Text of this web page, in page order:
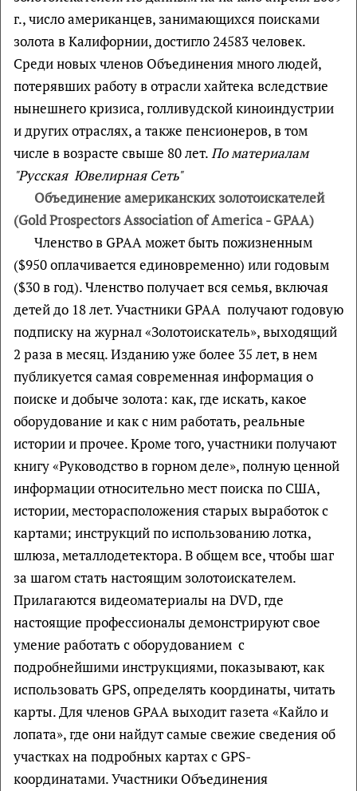
г., число американцев, занимающихся поисками
золота в Калифорнии, достигло 24583 человек.
Среди новых членов Объединения много людей,
потерявших работу в отрасли хайтека вследствие
нынешнего кризиса, голливудской киноиндустрии
и других отраслях, а также пенсионеров, в том
числе в возрасте свыше 80 лет.По материалам
"Русская Ювелирная Сеть"
Объединение американских золотоискателей
(Gold Prospectors Association of America - GPAA)
Членство в GPAA может быть пожизненным
($950 оплачивается единовременно) или годовым
($30 в год). Членство получает вся семья, включая
детей до 18 лет. Участники GPAA получают годовую
подписку на журнал «Золотоискатель», выходящий
2 раза в месяц. Изданию уже более 35 лет, в нем
публикуется самая современная информация о
поиске и добыче золота: как, где искать, какое
оборудование и как с ним работать, реальные
истории и прочее. Кроме того, участники получают
книгу «Руководство в горном деле», полную ценной
информации относительно мест поиска по США,
истории, месторасположения старых выработок с
картами; инструкций по использованию лотка,
шлюза, металлодетектора. В общем все, чтобы шаг
за шагом стать настоящим золотоискателем.
Прилагаются видеоматериалы на DVD, где
настоящие профессионалы демонстрируют свое
умение работать с оборудованием с
подробнейшими инструкциями, показывают, как
использовать GPS, определять координаты, читать
карты. Для членов GPAA выходит газета «Кайло и
лопата», где они найдут самые свежие сведения об
участках на подробных картах с GPS-
координатами. Участники Объединения